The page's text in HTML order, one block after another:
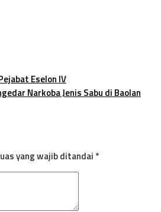
Eselon IV
Narkoba Jenis Sabu di Baolan
yang wajib ditandai *